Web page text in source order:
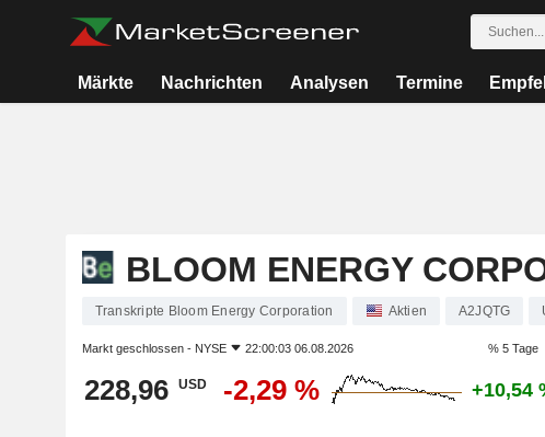
Märkte Nachrichten Analysen Termine
BLOOM ENERGY
Transkripte Bloom Energy Corporation Aktien A2JQTG
Markt geschlossen - NYSE 22:00:03 06.08.2026 % 5 Tage
228,96 USD -2,29 % +10,54